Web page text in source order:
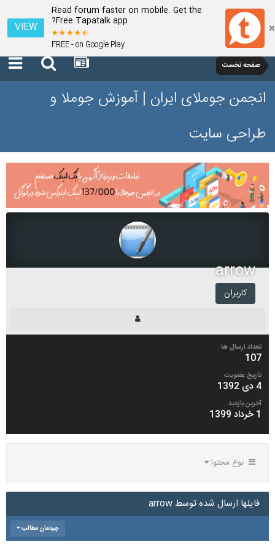
Read forum faster on mobile. Get the
Free Tapatalk app?
FREE - on Google Play
VIEW
صفحه نخست
انجمن جوملای ایران | آموزش جوملا و
طراحی سایت
arrow
کاربران
تعداد ارسال ها
107
تاریخ عضویت
4 دی 1392
آخرین بازدید
1 خرداد 1399
نوع محتوا
فایلها ارسال شده توسط arrow
چیدمان مطالب